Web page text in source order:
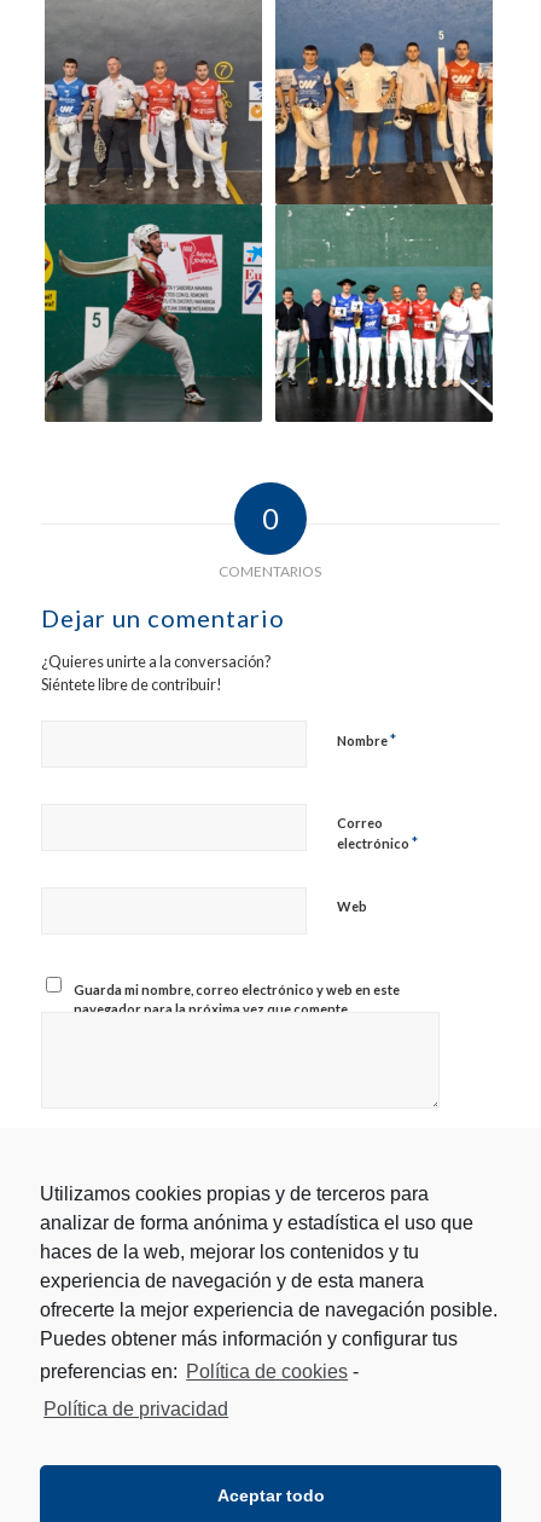
0
COMENTARIOS
Dejar un comentario
¿Quieres unirte a la conversación?
Siéntete libre de contribuir!
Nombre*
Correo
electrónico *
Web
Guarda mi nombre, correo electrónico y web en este
navegador para la próxima vez que comente.
Utilizamos cookies propias y de terceros para
analizar de forma anónima y estadística el uso que
haces de la web, mejorar los contenidos y tu
experiencia de navegación y de esta manera
ofrecerte la mejor experiencia de navegación posible.
Puedes obtener más información y configurar tus
preferencias en: Política de cookies -
Política de privacidad
Aceptar todo